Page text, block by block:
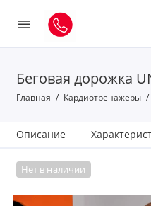
Беговая дорожка
Главная Кардиотренажеры
Описание
Нет в наличии